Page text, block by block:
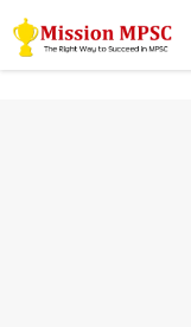
Skip
to